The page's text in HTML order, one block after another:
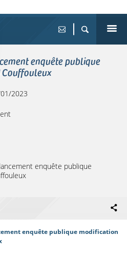
enquête publique
Couffouleux
2023
enquête publique
enquête publique modification